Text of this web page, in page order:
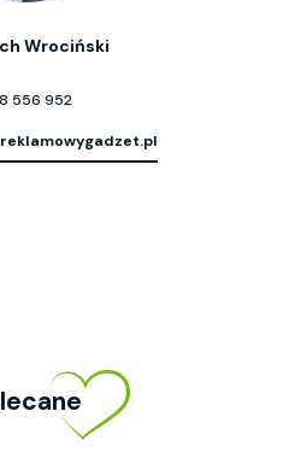
Wrociński
556 952